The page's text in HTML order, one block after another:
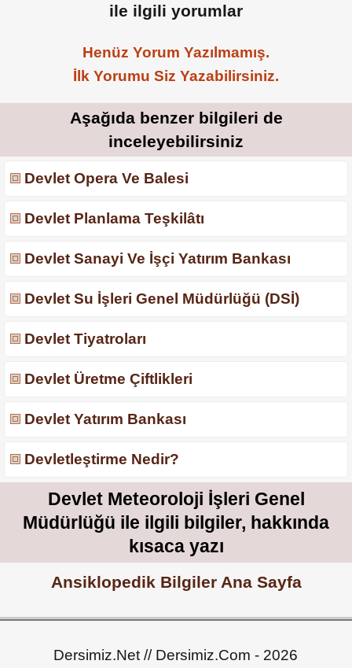
ile ilgili yorumlar
Henüz Yorum Yazılmamış.
İlk Yorumu Siz Yazabilirsiniz.
Aşağıda benzer bilgileri de
inceleyebilirsiniz
Devlet Opera Ve Balesi
Devlet Planlama Teşkilâtı
Devlet Sanayi Ve İşçi Yatırım Bankası
Devlet Su İşleri Genel Müdürlüğü (DSİ)
Devlet Tiyatroları
Devlet Üretme Çiftlikleri
Devlet Yatırım Bankası
Devletleştirme Nedir?
Devlet Meteoroloji İşleri Genel
Müdürlüğü ile ilgili bilgiler, hakkında
kısaca yazı
Ansiklopedik Bilgiler Ana Sayfa
Dersimiz.Net // Dersimiz.Com - 2026